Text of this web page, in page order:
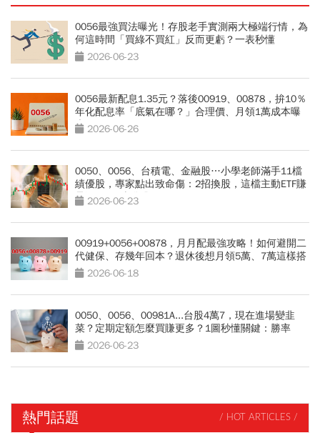
0056最強買法曝光！存股老手實測兩大極端行情，為
何這時間「買綠不買紅」反而更虧？一表秒懂
2026-06-23
0056最新配息1.35元？落後00919、00878，拚10％
年化配息率「底氣在哪？」合理價、月領1萬成本曝
光 2026-06-26
0050、0056、台積電、金融股…小學老師滿手11檔
績優股，專家點出致命傷：2招換股，這檔主動ETF賺
暴漲240%噴發股
2026-06-23
00919+0056+00878，月月配最強攻略！如何避開二
代健保、存幾年回本？退休後想月領5萬、7萬這樣搭
2026-06-18
0050、0056、00981A...台股4萬7，現在進場變韭
菜？定期定額怎麼買賺更多？1圖秒懂關鍵：勝率
90％2026-06-23
熱門話題 / HOT ARTICLES /